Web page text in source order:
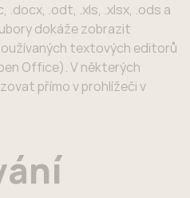
.docx, .odt, .xls, .xlsx, .ods a
dokáže zobrazit
textových editorů
Office). V některých
přímo v prohlížeči v